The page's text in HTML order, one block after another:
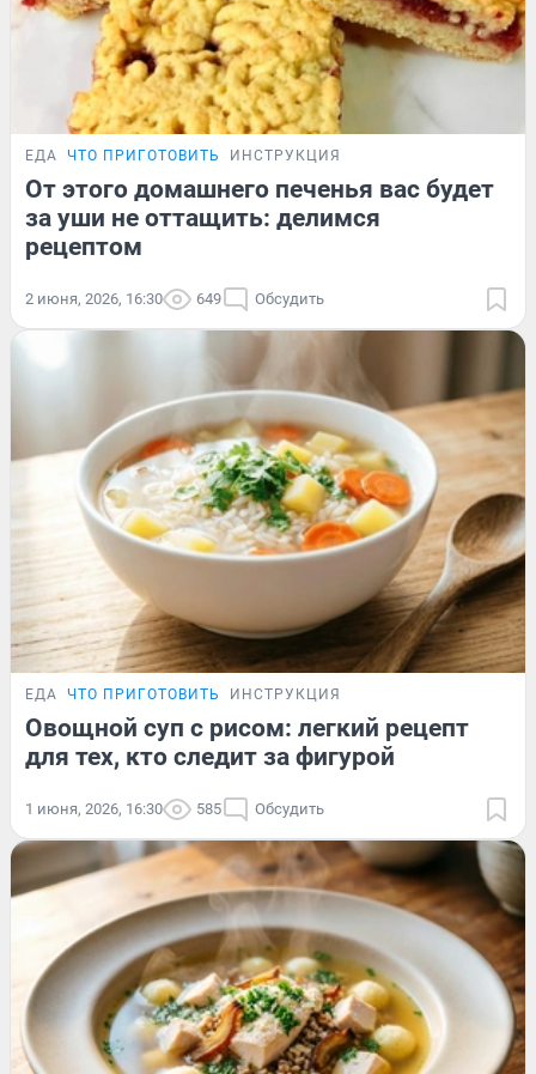
ЕДА ЧТО ПРИГОТОВИТЬ ИНСТРУКЦИЯ
От этого домашнего печенья вас будет
за уши не оттащить: делимся
рецептом
2 июня, 2026, 16:30 649 Обсудить
ЕДА ЧТО ПРИГОТОВИТЬ ИНСТРУКЦИЯ
Овощной суп с рисом: легкий рецепт
для тех, кто следит за фигурой
1 июня, 2026, 16:30 585 Обсудить